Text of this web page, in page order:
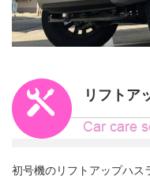
リフトア
初号機のリフトアップハス